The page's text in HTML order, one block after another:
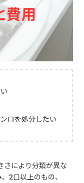
ロを処分したい
さにより分類が異な
2口以上のもの、